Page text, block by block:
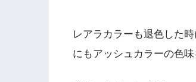
レアラカラーも退色した
にもアッシュカラーの色味